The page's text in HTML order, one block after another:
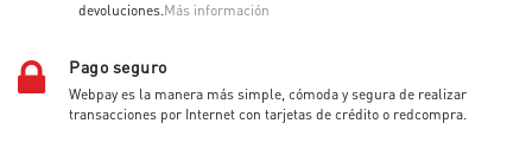
devoluciones.Más información
Pago seguro
Webpay es la manera más simple, cómoda y segura de realizar
transacciones por Internet con tarjetas de crédito o redcompra.